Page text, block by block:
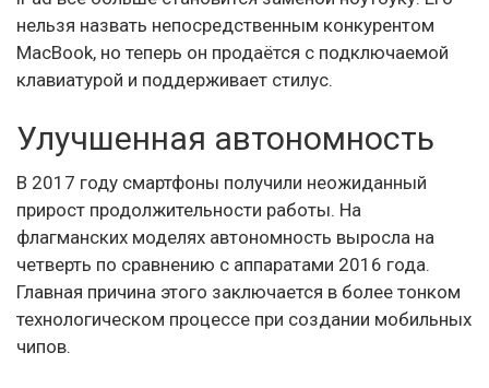
нельзя назвать непосредственным конкурентом
MacBook, но теперь он продаётся с подключаемой
клавиатурой и поддерживает стилус.
Улучшенная автономность
В 2017 году смартфоны получили неожиданный
прирост продолжительности работы. На
флагманских моделях автономность выросла на
четверть по сравнению с аппаратами 2016 года.
Главная причина этого заключается в более тонком
технологическом процессе при создании мобильных
чипов.